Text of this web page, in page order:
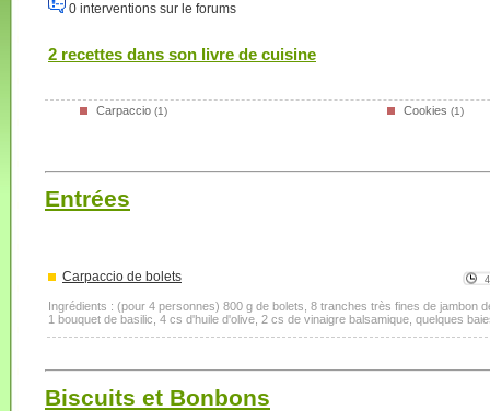
0 interventions sur le forums
2 recettes dans son livre de cuisine
Carpaccio (1) Cookies (1)
Entrées
Carpaccio de bolets
Ingrédients : (pour 4 personnes) 800 g de bolets, 8 tranches très fines de jambon
1 bouquet de basilic, 4 cs d'huile d'olive, 2 cs de vinaigre balsamique, quelques
Biscuits et Bonbons